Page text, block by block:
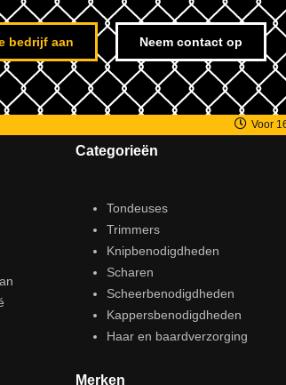
bedrijf aan Neem contact op
Voor
Categorieën
Tondeuses
Trimmers
Knipbenodigdheden
Scharen
Scheerbenodigdheden
Kappersbenodigdheden
Haar en baardverzorging
Merken